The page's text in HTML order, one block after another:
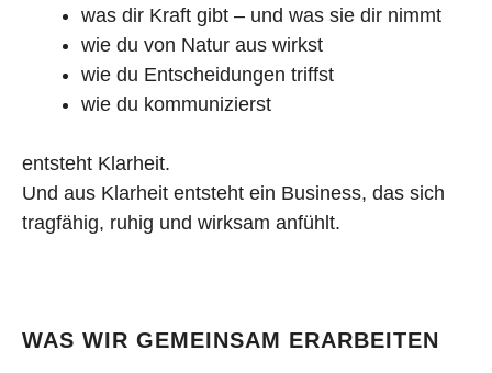
was dir Kraft gibt – und was sie dir nimmt
wie du von Natur aus wirkst
wie du Entscheidungen triffst
wie du kommunizierst
entsteht Klarheit.
Und aus Klarheit entsteht ein Business, das sich
tragfähig, ruhig und wirksam anfühlt.
WAS WIR GEMEINSAM ERARBEITEN